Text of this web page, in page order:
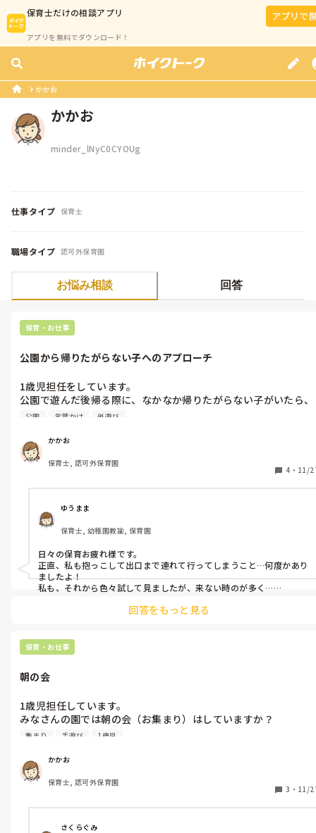
保育士だけの相談アプリ
アプリを無料でダウンロード！
アプリで
かかお
かかお
minder_lNyC0CYOUg
仕事タイプ 保育士
職場タイプ 認可外保育園
お悩み相談 回答
保育・お仕事
公園から帰りたがらない子へのアプローチ
1歳児担任をしています。
公園で遊んだ後帰る際に、なかなか帰りたがらない子がいたら、
どんなアプローチをしますか？
先日公園で、他の子は集まってお水を飲んで、手を繋いで、もう
帰れる準備ができているのに、一人の子が「まだあそぶ！」と集
まれず走っていってしまいました。
それに釣られて、手を繋いでいる子も、手を離して走ってしまっ
たりでバタバタでした。
「給食できたよ」「今日のご飯はなにかな？」
「みんな待ってるよ」「教室て○○しようよ」
など声かけしても響かず。
私もまとまらない状況に焦りがあり、「もう時間だからいく
子は泣き出してしまいました。
子どもを尊重できていない対応だったなと反省しています。
公園 言葉かけ 外遊び
かかお
保育士, 認可外保育園
4 ・ 11/
ゆうまま
保育士, 幼稚園教諭, 保育園
日々の保育お疲れ様です。
正直、私も抱っこして出口まで連れて行ってしまうこと…何度かあり
ましたよ！
私も、それから色々試して見ましたが、来ない時のが多く…
って、手を繋いできてもらうことと、保育士が行って声かけをして、
回答をもっと見る
保育・お仕事
朝の会
1歳児担任しています。
みなさんの園では朝の会（お集まり）はしていますか？
私の園では、手遊びで集めて朝の歌、あいさつ、日付、呼名、季
節のうた、今日の活動についての話し、です。
集まり 手遊び 1歳児
かかお
保育士, 認可外保育園
3 ・ 11/
さくらぐみ